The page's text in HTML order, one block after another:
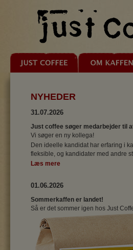
NYHEDER
31.07.2026
Just coffee søger medarbejder til
Vi søger en ny kollega!
Den ideelle kandidat har erfaring i
fleksible, og kandidater med andre
Læs mere
01.06.2026
Sommerkaffen er landet!
Så er det sommer igen hos Just